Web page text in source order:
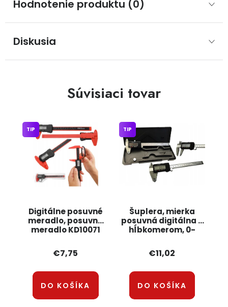
Hodnotenie produktu (0)
Diskusia
Súvisiaci tovar
Digitálne posuvné
meradlo, posuvné
meradlo KD10071
TIP
€7,75
DO KOŠÍKA
Šuplera, mierka
posuvná digitálna s
hĺbkomerom, 0-
KD10299
TIP
€11,02
DO KOŠÍKA